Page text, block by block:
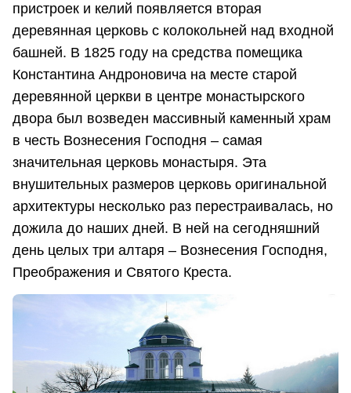
пристроек и келий появляется вторая
деревянная церковь с колокольней над входной
башней. В 1825 году на средства помещика
Константина Андроновича на месте старой
деревянной церкви в центре монастырского
двора был возведен массивный каменный храм
в честь Вознесения Господня – самая
значительная церковь монастыря. Эта
внушительных размеров церковь оригинальной
архитектуры несколько раз перестраивалась, но
дожила до наших дней. В ней на сегодняшний
день целых три алтаря – Вознесения Господня,
Преображения и Святого Креста.